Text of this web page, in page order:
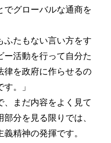
でグローバルな通商を
ふたもない言い方をす
ー活動を行って自分た
律を政府に作らせるの
。」
まだ内容をよく見て
分を見る限りでは、
精神の発揮です。